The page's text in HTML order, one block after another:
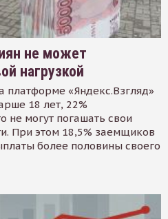
не может
нагрузкой
платформе «Яндекс.Взгляд»
18 лет, 22%
не могут погашать свои
При этом 18,5% заемщиков
более половины своего